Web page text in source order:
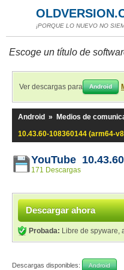
¡PORQUE LO NUEVO NO
Escoge un título de
Ver descargas para Android
Android » Medios de
10.43.60-108360144 (arm64-
YouTube
171 Descargas
Descargar ahora
Probada: Libre de spyware,
Descargas disponibles: Android